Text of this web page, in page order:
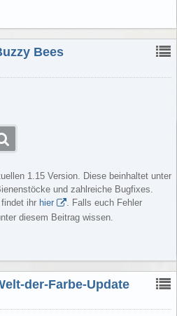
Bees
1.15 Version. Diese beinhaltet unter
und zahlreiche Bugfixes.
ihr hier
. Falls euch Fehler
diesem Beitrag wissen.
der-Farbe-Update